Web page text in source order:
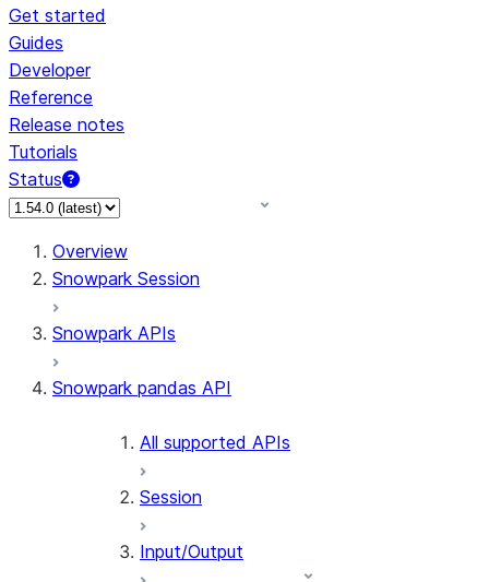
Get started
Guides
Developer
Reference
Release notes
Tutorials
Status
Overview
Snowpark Session
Snowpark APIs
Snowpark pandas API
All supported APIs
Session
Input/Output